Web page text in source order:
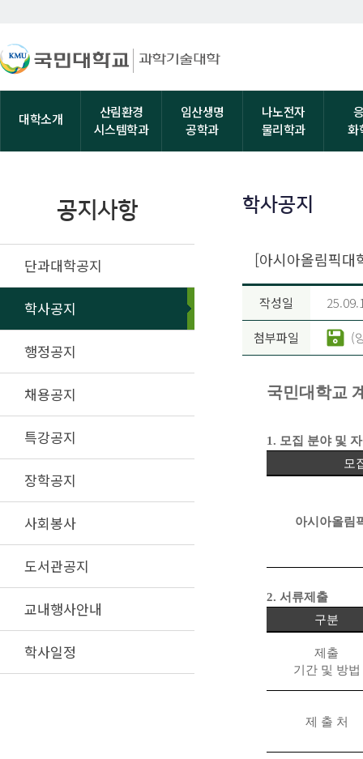
대학소개
산림환경
시스템학과
임산생명
공학과
나노전자
물리학과
화
공지사항
단과대학공지
학사공지
행정공지
채용공지
특강공지
장학공지
사회봉사
도서관공지
교내행사안내
학사일정
학사공지
[아시아올림픽대
작성일
첨부파일 (
국민대학교
1. 모집 분야 및
모
아시아올림
2. 서류제출
구분
제출
기간 및 방법
제 출 처